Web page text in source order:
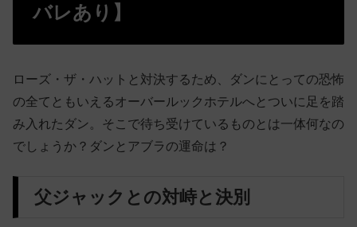
バレあり】
ローズ・ザ・ハットと対決するため、ダンにとっての恐怖
の全てともいえるオーバールックホテルへとついに足を踏
み入れたダン。そこで待ち受けているものとは一体何なの
でしょうか？ダンとアブラの運命は？
父ジャックとの対峙と決別